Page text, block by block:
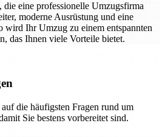
eine professionelle Umzugsfirma
moderne Ausrüstung und eine
Ihr Umzug zu einem entspannten
das Ihnen viele Vorteile bietet.
die häufigsten Fragen rund um
Sie bestens vorbereitet sind.